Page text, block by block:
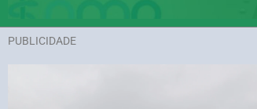
PUBLICIDADE